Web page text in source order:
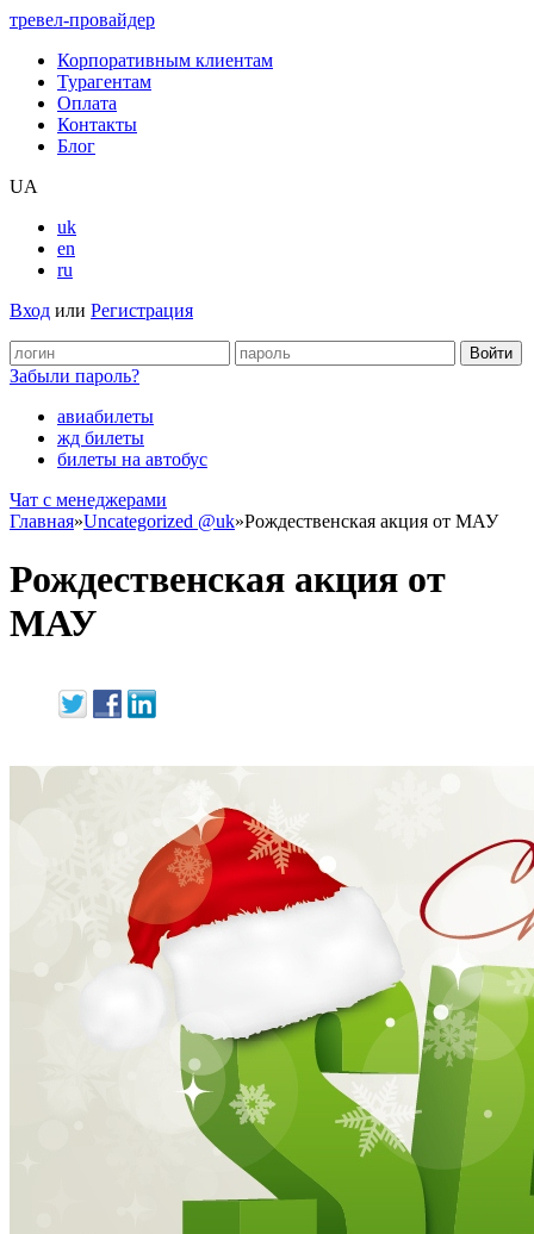
тревел-провайдер
Корпоративным клиентам
Турагентам
Оплата
Контакты
Блог
UA
uk
en
ru
Вход или Регистрация
Забыли пароль?
авиабилеты
жд билеты
билеты на автобус
Чат c менеджерами
Главная»Uncategorized @uk»Рождественская акция от МАУ
Рождественская акция от
МАУ